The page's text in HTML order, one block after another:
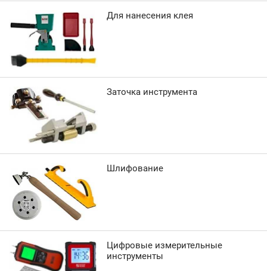
Для нанесения клея
Заточка инструмента
Шлифование
Цифровые измерительные
инструменты